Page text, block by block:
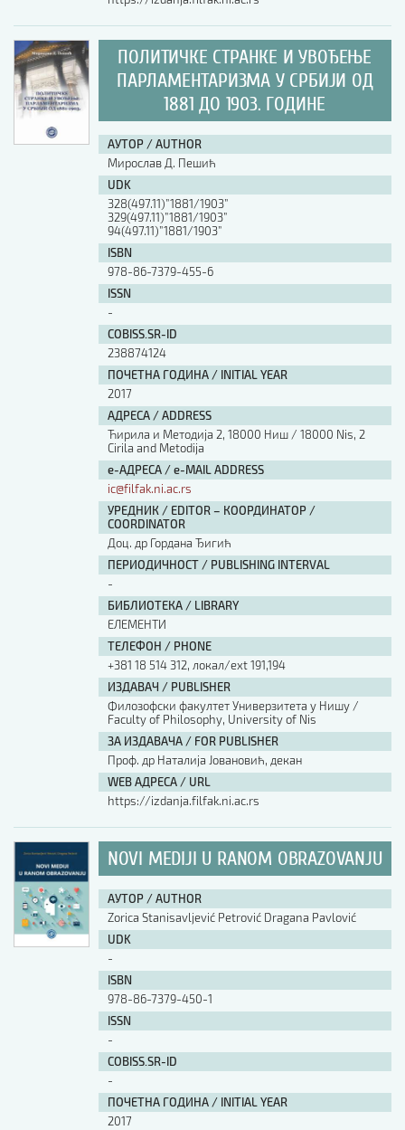
ПОЛИТИЧКЕ СТРАНКЕ И УВОЂЕЊЕ
ПАРЛАМЕНТАРИЗМА У СРБИЈИ ОД
1881 ДО 1903. ГОДИНЕ
АУТОР / AUTHOR
Мирослав Д. Пешић
UDK
328(497.11)”1881/1903”
329(497.11)”1881/1903”
94(497.11)”1881/1903”
ISBN
978-86-7379-455-6
ISSN
-
COBISS.SR-ID
238874124
ПОЧЕТНА ГОДИНА / INITIAL YEAR
2017
АДРЕСА / ADDRESS
Ћирила и Методија 2, 18000 Ниш / 18000 Nis, 2
Cirila and Metodija
е-АДРЕСА / e-MAIL ADDRESS
ic@filfak.ni.ac.rs
УРЕДНИК / EDITOR – КООРДИНАТОР /
COORDINATOR
Доц. др Гордана Ђигић
ПЕРИОДИЧНОСТ / PUBLISHING INTERVAL
-
БИБЛИОТЕКА / LIBRARY
ЕЛЕМЕНТИ
ТЕЛЕФОН / PHONE
+381 18 514 312, локал/ext 191,194
ИЗДАВАЧ / PUBLISHER
Филозофски факултет Универзитета у Нишу /
Faculty of Philosophy, University of Nis
ЗА ИЗДАВАЧА / FOR PUBLISHER
Проф. др Наталија Јовановић, декан
WEB АДРЕСА / URL
https://izdanja.filfak.ni.ac.rs
NOVI MEDIJI U RANOM OBRAZOVANJU
АУТОР / AUTHOR
Zorica Stanisavljević Petrović Dragana Pavlović
UDK
-
ISBN
978-86-7379-450-1
ISSN
-
COBISS.SR-ID
-
ПОЧЕТНА ГОДИНА / INITIAL YEAR
2017